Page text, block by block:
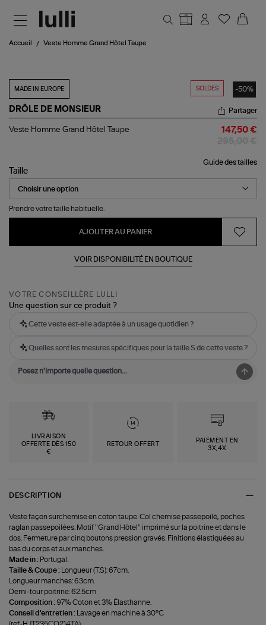
Accueil Veste Homme Grand Hôtel Taupe
SOLDES -50%
MADE IN EUROPE
DRÔLE DE MONSIEUR
Veste
Taupe
Partager
Veste Homme Grand Hôtel Taupe 147,50 €
Guide des tailles
Taille
Prendre votre taille habituelle.
AJOUTER AU PANIER
VOIR DISPONIBILITÉ EN BOUTIQUE
VOTRE CONSEILLÈRE LULLI
Une question sur ce produit ?
Cette veste est-elle adaptée à un usage quotidien ?
Quelles sont les mesures spécifiques pour la taille S de cette veste ?
LIVRAISON
OFFERTE DÈS 150
€
RETOUR OFFERT
PAIEMENT EN
3X,4X
DESCRIPTION
Veste façon surchemise en coton taupe. Col chemise passepoilé, poches
raglan passepoilées. Motif "Grand Hôtel" imprimé sur la poitrine et dans le
dos. Fermeture par cinq boutons pression gravés. Finitions élastiquées au
bas du corps et aux manches.
Made in : Portugal.
Taille & Coupe : Longueur (T.S): 67cm.
Longueur manches: 63cm.
Demi-tour poitrine: 62.5cm
Composition : 97% Coton et 3% Élasthanne.
Conseil d'entretien : Lavage en machine à 30°C